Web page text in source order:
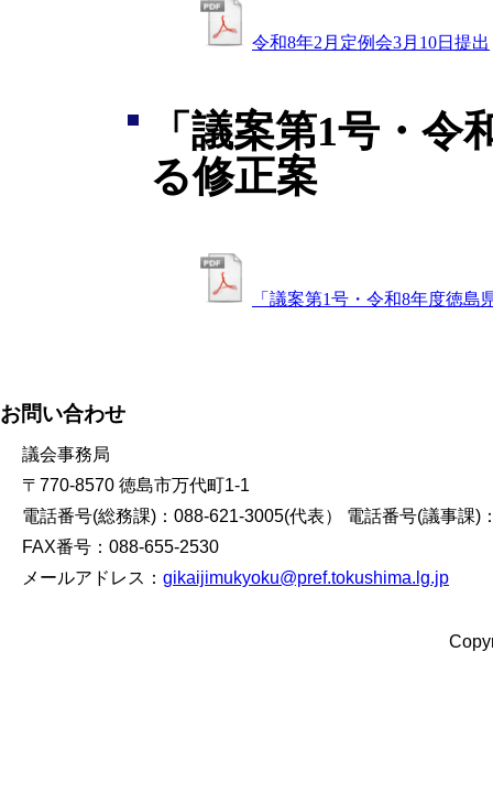
令和8年2月定例会3月10日提出
「議案第1号・
る修正案
「議案第1号・令和8年度徳
お問い合わせ
議会事務局
〒770-8570 徳島市万代町1-1
電話番号(総務課)：088-621-3005(代表） 電話番号(議事課
FAX番号：088-655-2530
メールアドレス： gikaijimukyoku@pref.tokushima.lg.jp